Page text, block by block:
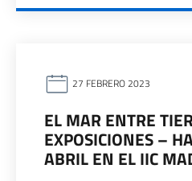
27 FEBRERO 2023
EL MAR ENTRE
EXPOSICIONES –
ABRIL EN EL IIC